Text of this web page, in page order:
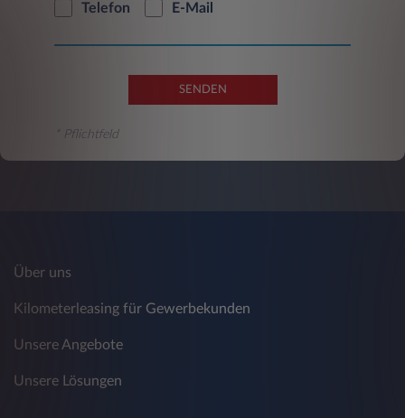
Telefon E-Mail
SENDEN
* Pflichtfeld
Über uns
Kilometerleasing für Gewerbekunden
Unsere Angebote
Unsere Lösungen